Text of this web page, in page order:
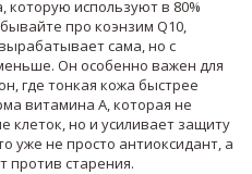
которую используют в 80%
про коэнзим Q10,
сама, но с
. Он особенно важен для
где тонкая кожа быстрее
витамина А, которая не
клеток, но и усиливает защиту
уже не просто антиоксидант, а
против старения.